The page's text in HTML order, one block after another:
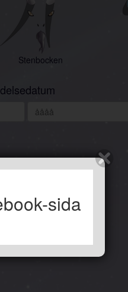
Stenbocken
sida